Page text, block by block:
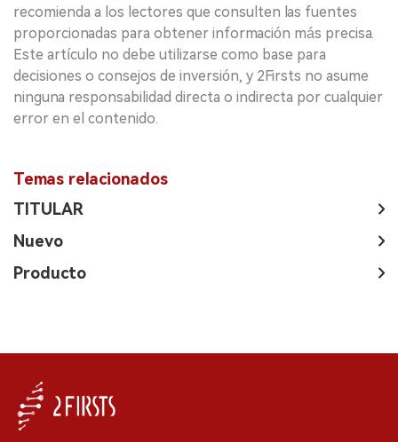
recomienda a los lectores que consulten las fuentes
proporcionadas para obtener información más precisa.
Este artículo no debe utilizarse como base para
decisiones o consejos de inversión, y 2Firsts no asume
ninguna responsabilidad directa o indirecta por cualquier
error en el contenido.
Temas relacionados
TITULAR
Nuevo
Producto